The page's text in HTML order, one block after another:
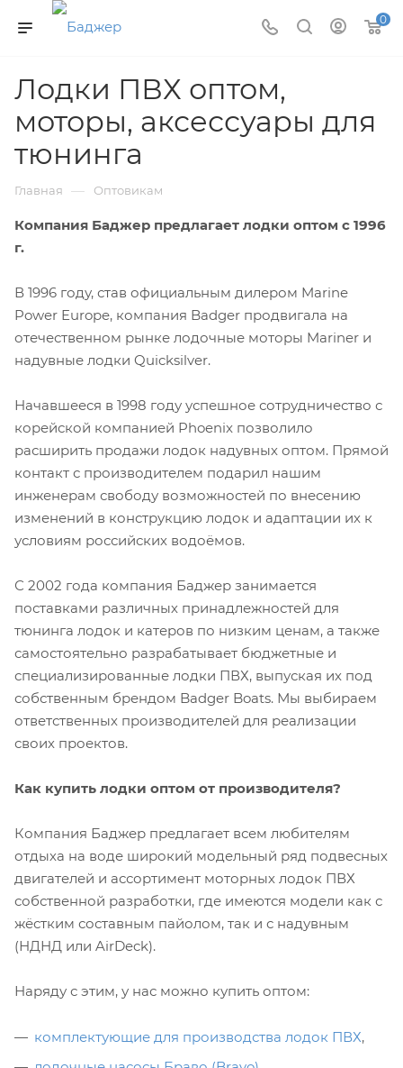
0
Лодки ПВХ оптом,
моторы, аксессуары для
тюнинга
Главная — Оптовикам
Компания Баджер предлагает лодки оптом с 1996
г.
В 1996 году, став официальным дилером Marine
Power Europe, компания Badger продвигала на
отечественном рынке лодочные моторы Mariner и
надувные лодки Quicksilver.
Начавшееся в 1998 году успешное сотрудничество с
корейской компанией Phoenix позволило
расширить продажи лодок надувных оптом. Прямой
контакт с производителем подарил нашим
инженерам свободу возможностей по внесению
изменений в конструкцию лодок и адаптации их к
условиям российских водоёмов.
С 2002 года компания Баджер занимается
поставками различных принадлежностей для
тюнинга лодок и катеров по низким ценам, а также
самостоятельно разрабатывает бюджетные и
специализированные лодки ПВХ, выпуская их под
собственным брендом Badger Boats. Мы выбираем
ответственных производителей для реализации
своих проектов.
Как купить лодки оптом от производителя?
Компания Баджер предлагает всем любителям
отдыха на воде широкий модельный ряд подвесных
двигателей и ассортимент моторных лодок ПВХ
собственной разработки, где имеются модели как с
жёстким составным пайолом, так и с надувным
(НДНД или AirDeck).
Наряду с этим, у нас можно купить оптом:
комплектующие для производства лодок ПВХ,